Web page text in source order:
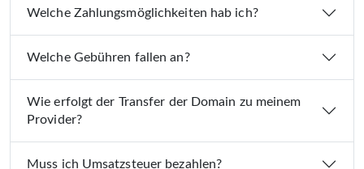
Welche Zahlungsmöglichkeiten hab ich?
Welche Gebühren fallen an?
Wie erfolgt der Transfer der Domain zu meinem
Provider?
Muss ich Umsatzsteuer bezahlen?